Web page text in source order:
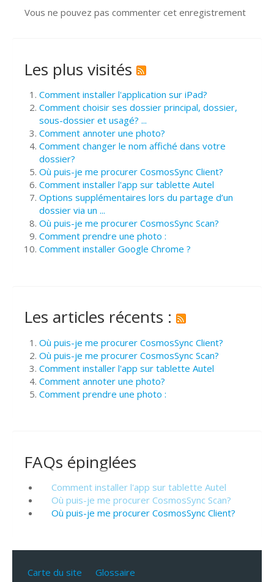
Vous ne pouvez pas commenter cet enregistrement
Les plus visités
Comment installer l'application sur iPad?
Comment choisir ses dossier principal, dossier,
sous-dossier et usagé? ...
Comment annoter une photo?
Comment changer le nom affiché dans votre
dossier?
Où puis-je me procurer CosmosSync Client?
Comment installer l'app sur tablette Autel
Options supplémentaires lors du partage d’un
dossier via un ...
Où puis-je me procurer CosmosSync Scan?
Comment prendre une photo :
Comment installer Google Chrome ?
Les articles récents :
Où puis-je me procurer CosmosSync Client?
Où puis-je me procurer CosmosSync Scan?
Comment installer l'app sur tablette Autel
Comment annoter une photo?
Comment prendre une photo :
FAQs épinglées
Comment installer l'app sur tablette Autel
Où puis-je me procurer CosmosSync Scan?
Où puis-je me procurer CosmosSync Client?
Carte du site Glossaire